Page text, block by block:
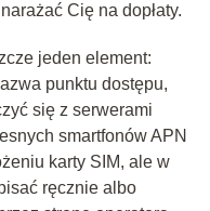
Cię na dopłaty.
jeden element:
punktu dostępu,
się z serwerami
smartfonów APN
karty SIM, ale w
ręcznie albo